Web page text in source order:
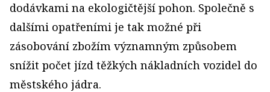
dodávkami na ekologičtější pohon. Společně s
dalšími opatřeními je tak možné při
zásobování zbožím významným způsobem
snížit počet jízd těžkých nákladních vozidel do
městského jádra.